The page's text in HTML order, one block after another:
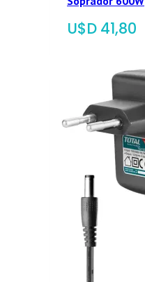
$ 41,80